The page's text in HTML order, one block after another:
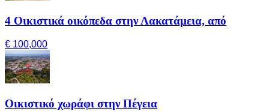
4 Οικιστικά οικόπεδα στην Λακατάμεια, από
€ 100,000
Οικιστικό χωράφι στην Πέγεια